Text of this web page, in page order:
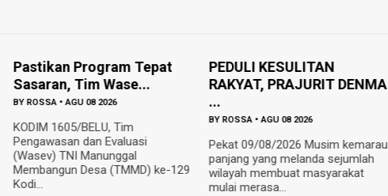
Pastikan Program Tepat
Sasaran, Tim Wase...
BY ROSSA •AGU 08 2026
KODIM 1605/BELU, Tim
Pengawasan dan Evaluasi
(Wasev) TNI Manunggal
Membangun Desa (TMMD) ke-129
Kodi...
PEDULI KESULITAN
RAKYAT, PRAJURIT DENMA
...
BY ROSSA •AGU 08 2026
Pekat 09/08/2026 Musim kemarau
panjang yang melanda sejumlah
wilayah membuat masyarakat
mulai merasa...